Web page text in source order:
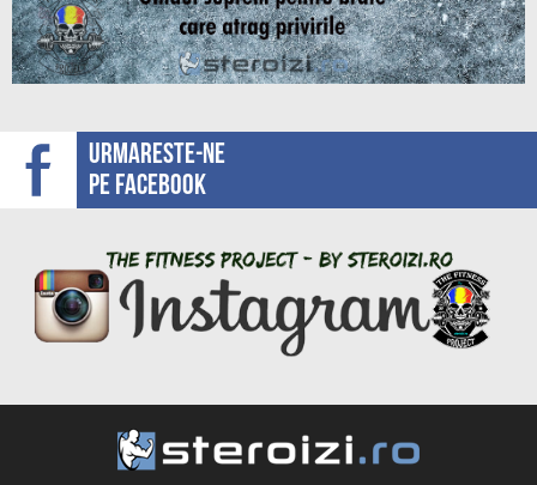
Urmareste-ne
pe facebook